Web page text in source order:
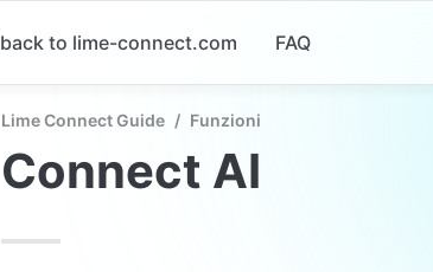
back to lime-connect.com FAQ
Lime Connect Guide / Funzioni
Connect AI